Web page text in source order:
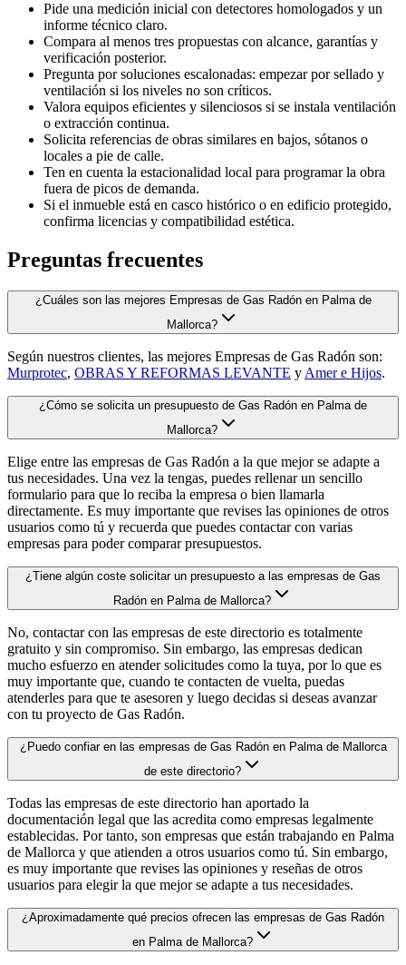
Pide una medición inicial con detectores homologados y un
informe técnico claro.
Compara al menos tres propuestas con alcance, garantías y
verificación posterior.
Pregunta por soluciones escalonadas: empezar por sellado y
ventilación si los niveles no son críticos.
Valora equipos eficientes y silenciosos si se instala ventilación
o extracción continua.
Solicita referencias de obras similares en bajos, sótanos o
locales a pie de calle.
Ten en cuenta la estacionalidad local para programar la obra
fuera de picos de demanda.
Si el inmueble está en casco histórico o en edificio protegido,
confirma licencias y compatibilidad estética.
Preguntas frecuentes
¿Cuáles son las mejores Empresas de Gas Radón en Palma de
Mallorca?
Según nuestros clientes, las mejores Empresas de Gas Radón son:
Murprotec, OBRAS Y REFORMAS LEVANTE y Amer e Hijos.
¿Cómo se solicita un presupuesto de Gas Radón en Palma de
Mallorca?
Elige entre las empresas de Gas Radón a la que mejor se adapte a
tus necesidades. Una vez la tengas, puedes rellenar un sencillo
formulario para que lo reciba la empresa o bien llamarla
directamente. Es muy importante que revises las opiniones de otros
usuarios como tú y recuerda que puedes contactar con varias
empresas para poder comparar presupuestos.
¿Tiene algún coste solicitar un presupuesto a las empresas de Gas
Radón en Palma de Mallorca?
No, contactar con las empresas de este directorio es totalmente
gratuito y sin compromiso. Sin embargo, las empresas dedican
mucho esfuerzo en atender solicitudes como la tuya, por lo que es
muy importante que, cuando te contacten de vuelta, puedas
atenderles para que te asesoren y luego decidas si deseas avanzar
con tu proyecto de Gas Radón.
¿Puedo confiar en las empresas de Gas Radón en Palma de Mallorca
de este directorio?
Todas las empresas de este directorio han aportado la
documentación legal que las acredita como empresas legalmente
establecidas. Por tanto, son empresas que están trabajando en Palma
de Mallorca y que atienden a otros usuarios como tú. Sin embargo,
es muy importante que revises las opiniones y reseñas de otros
usuarios para elegir la que mejor se adapte a tus necesidades.
¿Aproximadamente qué precios ofrecen las empresas de Gas Radón
en Palma de Mallorca?